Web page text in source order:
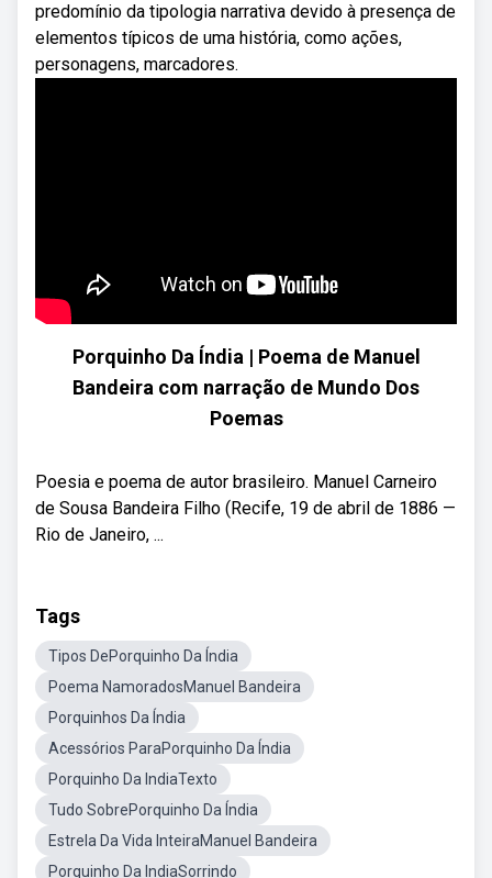
predomínio da tipologia narrativa devido à presença de
elementos típicos de uma história, como ações,
personagens, marcadores.
Porquinho Da Índia | Poema de Manuel
Bandeira com narração de Mundo Dos
Poemas
Poesia e poema de autor brasileiro. Manuel Carneiro
de Sousa Bandeira Filho (Recife, 19 de abril de 1886 —
Rio de Janeiro, ...
Tags
Tipos DePorquinho Da Índia
Poema NamoradosManuel Bandeira
Porquinhos Da Índia
Acessórios ParaPorquinho Da Índia
Porquinho Da IndiaTexto
Tudo SobrePorquinho Da Índia
Estrela Da Vida InteiraManuel Bandeira
Porquinho Da IndiaSorrindo